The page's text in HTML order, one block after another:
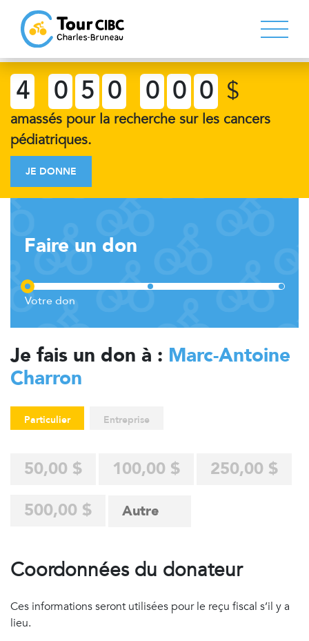
4 0 5 0 0 0 0 $
amassés pour la recherche sur les cancers
pédiatriques.
JE DONNE
Faire un don
Je fais un don à : Marc-Antoine
Charron
Particulier Entreprise
50,00 $ 100,00 $
250,00 $
500,00 $
Coordonnées du donateur
Ces informations seront utilisées pour le reçu fiscal s’il y a
lieu.